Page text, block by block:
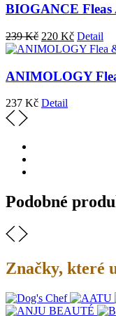
BIOGANCE
239Kč Původní
cena
239 Kč.
220 KčAktuální
cena
220 Kč.
Detail
ANIMOLOGY
237 Kč Detail
Podobné
Značky, které